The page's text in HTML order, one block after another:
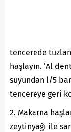
tencerede
haşlayın. ‘Al
suyundan l/5
tencereye geri
2. Makarna
zeytinyağı ile